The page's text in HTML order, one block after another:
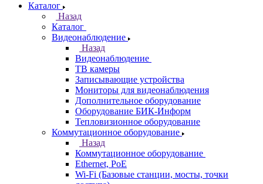
Каталог
Назад
Каталог
Видеонаблюдение
Назад
Видеонаблюдение
ТВ камеры
Записывающие устройства
Мониторы для видеонаблюдения
Дополнительное оборудование
Оборудование БИК-Информ
Тепловизионное оборудование
Коммутационное оборудование
Назад
Коммутационное оборудование
Ethernet, PoE
Wi-Fi (Базовые станции, мосты, точки